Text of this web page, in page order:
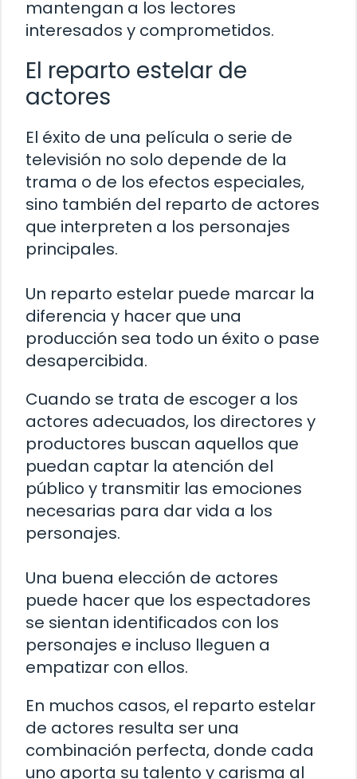
mantengan a los lectores
interesados y comprometidos.
El reparto estelar de
actores
El éxito de una película o serie de
televisión no solo depende de la
trama o de los efectos especiales,
sino también del reparto de actores
que interpreten a los personajes
principales.
Un reparto estelar puede marcar la
diferencia y hacer que una
producción sea todo un éxito o pase
desapercibida.
Cuando se trata de escoger a los
actores adecuados, los directores y
productores buscan aquellos que
puedan captar la atención del
público y transmitir las emociones
necesarias para dar vida a los
personajes.
Una buena elección de actores
puede hacer que los espectadores
se sientan identificados con los
personajes e incluso lleguen a
empatizar con ellos.
En muchos casos, el reparto estelar
de actores resulta ser una
combinación perfecta, donde cada
uno aporta su talento y carisma al